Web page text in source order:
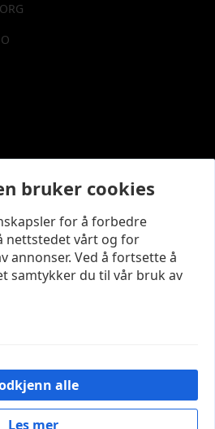
– Utviklet og designet avIT-
bruker cookies
for å forbedre
nettstedet vårt og for
annonser. Ved å fortsette å
samtykker du til vår bruk av
Les mer
alle